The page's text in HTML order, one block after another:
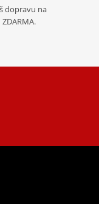
dopravu na